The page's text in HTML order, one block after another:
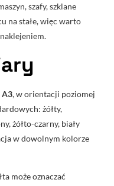
szafy, szklane
na stałe, więc warto
A3, w orientacji poziomej
żółty,
żółto-czarny, biały
w dowolnym kolorze
może oznaczać